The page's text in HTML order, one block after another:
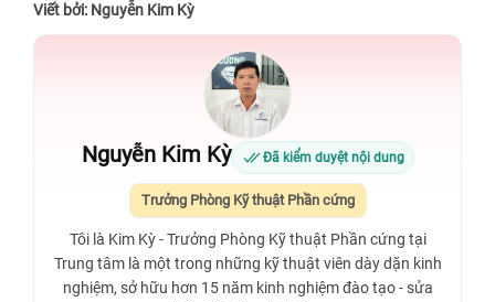
Viết bởi: Nguyễn Kim Kỳ
Nguyễn Kim Kỳ Đã kiểm duyệt nội dung
Trưởng Phòng Kỹ thuật Phần cứng
Tôi là Kim Kỳ - Trưởng Phòng Kỹ thuật Phần cứng tại
Trung tâm là một trong những kỹ thuật viên dày dặn kinh
nghiệm, sở hữu hơn 15 năm kinh nghiệm đào tạo - sửa